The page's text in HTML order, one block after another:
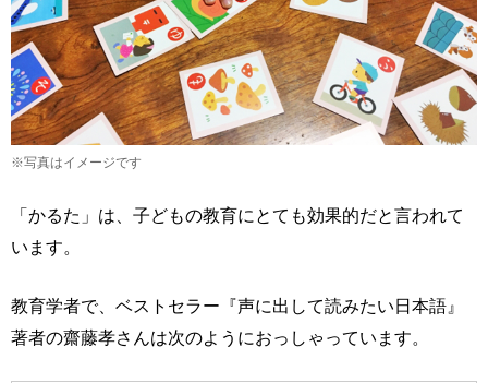
※写真はイメージです
「かるた」は、子どもの教育にとても効果的だと言われて
います。
教育学者で、ベストセラー『声に出して読みたい日本語』
著者の齋藤孝さんは次のようにおっしゃっています。